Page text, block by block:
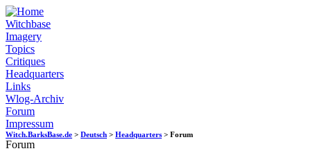
Witchbase
Imagery
Topics
Critiques
Headquarters
Links
Wlog-Archiv
Forum
Impressum
Witch.BarksBase.de > Deutsch > Headquarters > Forum
Forum